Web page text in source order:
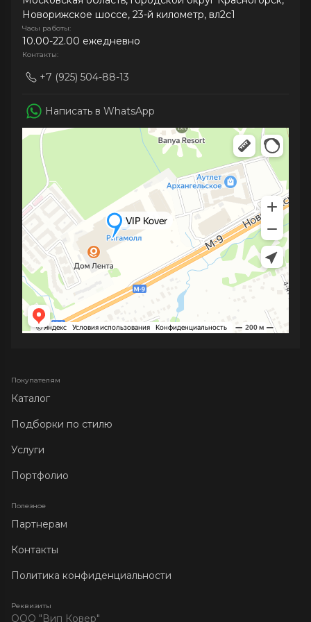
Новорижское шоссе, 23-й километр, вл2с1
Часы работы:
10.00-22.00 ежедневно
Контакты:
+7 (925) 504-88-13
Написать в WhatsApp
Покупателям
Каталог
Подборки по стилю
Услуги
Портфолио
Полезное
Партнерам
Контакты
Политика конфиденциальности
Реквизиты
ООО "Вип Ковер"